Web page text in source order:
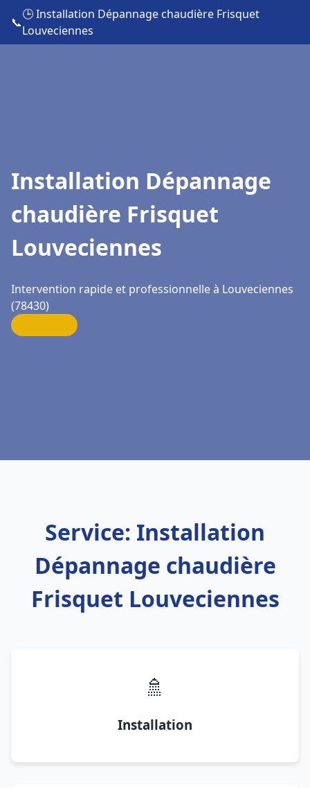
📞
🕒 Installation Dépannage chaudière Frisquet
Louveciennes
Installation Dépannage
chaudière Frisquet
Louveciennes
Intervention rapide et professionnelle à Louveciennes
(78430)
Service: Installation
Dépannage chaudière
Frisquet Louveciennes
🚿
Installation